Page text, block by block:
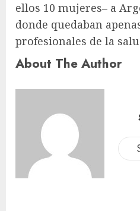
ellos 10 mujeres– a
donde quedaban
profesionales de la
About The Author